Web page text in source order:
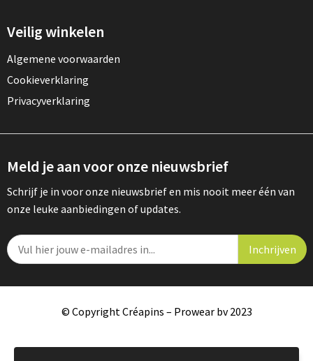
Veilig winkelen
Algemene voorwaarden
Cookieverklaring
Privacyverklaring
Meld je aan voor onze nieuwsbrief
Schrijf je in voor onze nieuwsbrief en mis nooit meer één van
onze leuke aanbiedingen of updates.
© Copyright Créapins – Prowear bv 2023